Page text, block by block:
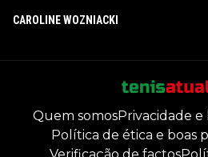
CAROLINE WOZNIACKI
Quem somosPrivacidade e
Política de ética e boas